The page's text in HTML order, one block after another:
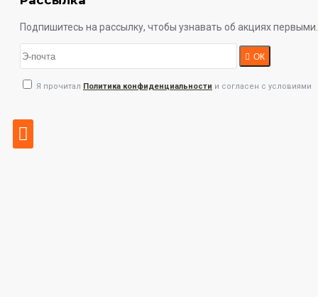
Подпишитесь на рассылку, чтобы узнавать об акциях первыми.
ОК
Я прочитал Политика конфиденциальности и согласен с условиями